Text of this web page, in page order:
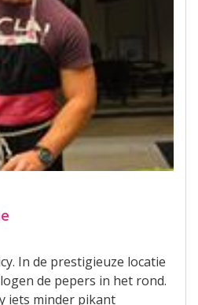
In de prestigieuze locatie
de pepers in het rond.
iets minder pikant